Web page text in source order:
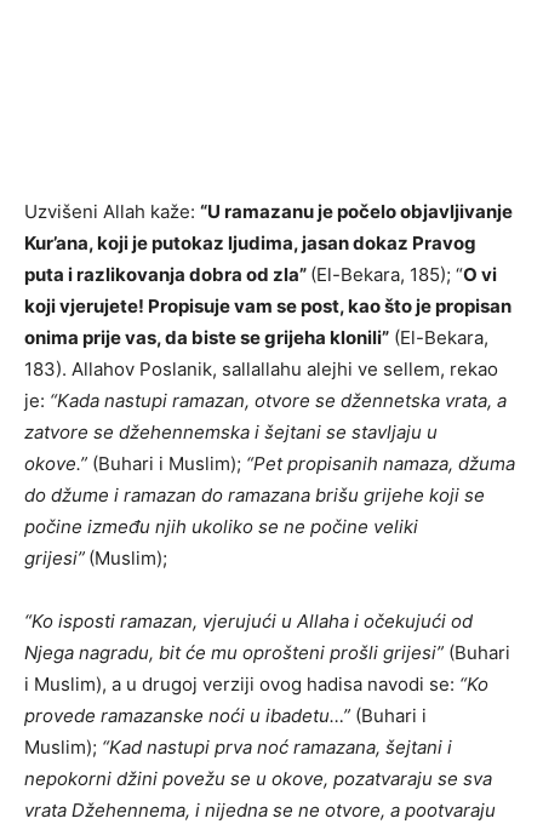
Uzvišeni Allah kaže: “U ramazanu je počelo objavljivanje
Kur’ana, koji je putokaz ljudima, jasan dokaz Pravog
puta i razlikovanja dobra od zla” (El-Bekara, 185); “O vi
koji vjerujete! Propisuje vam se post, kao što je propisan
onima prije vas, da biste se grijeha klonili” (El-Bekara,
183). Allahov Poslanik, sallallahu alejhi ve sellem, rekao
je: “Kada nastupi ramazan, otvore se džennetska vrata, a
zatvore se džehennemska i šejtani se stavljaju u
okove.” (Buhari i Muslim); “Pet propisanih namaza, džuma
do džume i ramazan do ramazana brišu grijehe koji se
počine između njih ukoliko se ne počine veliki
grijesi” (Muslim);
“Ko isposti ramazan, vjerujući u Allaha i očekujući od
Njega nagradu, bit će mu oprošteni prošli grijesi” (Buhari
i Muslim), a u drugoj verziji ovog hadisa navodi se: “Ko
provede ramazanske noći u ibadetu…” (Buhari i
Muslim); “Kad nastupi prva noć ramazana, šejtani i
nepokorni džini povežu se u okove, pozatvaraju se sva
vrata Džehennema, i nijedna se ne otvore, a pootvaraju